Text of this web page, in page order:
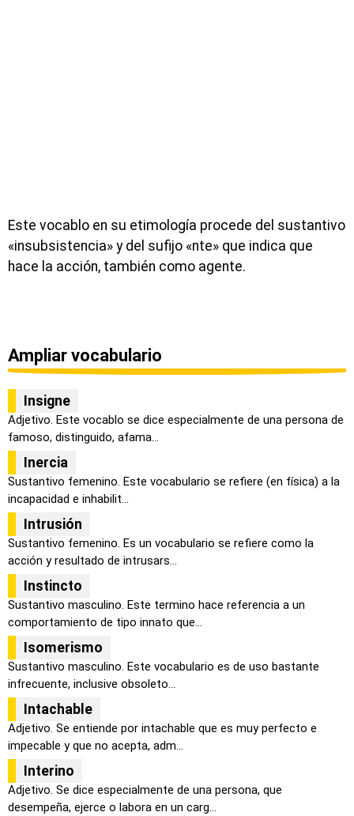
Este vocablo en su etimología procede del sustantivo
«insubsistencia» y del sufijo «nte» que indica que
hace la acción, también como agente.
Ampliar vocabulario
Insigne
Adjetivo. Este vocablo se dice especialmente de una persona de
famoso, distinguido, afama...
Inercia
Sustantivo femenino. Este vocabulario se refiere (en física) a la
incapacidad e inhabilit...
Intrusión
Sustantivo femenino. Es un vocabulario se refiere como la
acción y resultado de intrusars...
Instincto
Sustantivo masculino. Este termino hace referencia a un
comportamiento de tipo innato que...
Isomerismo
Sustantivo masculino. Este vocabulario es de uso bastante
infrecuente, inclusive obsoleto...
Intachable
Adjetivo. Se entiende por intachable que es muy perfecto e
impecable y que no acepta, adm...
Interino
Adjetivo. Se dice especialmente de una persona, que
desempeña, ejerce o labora en un carg...